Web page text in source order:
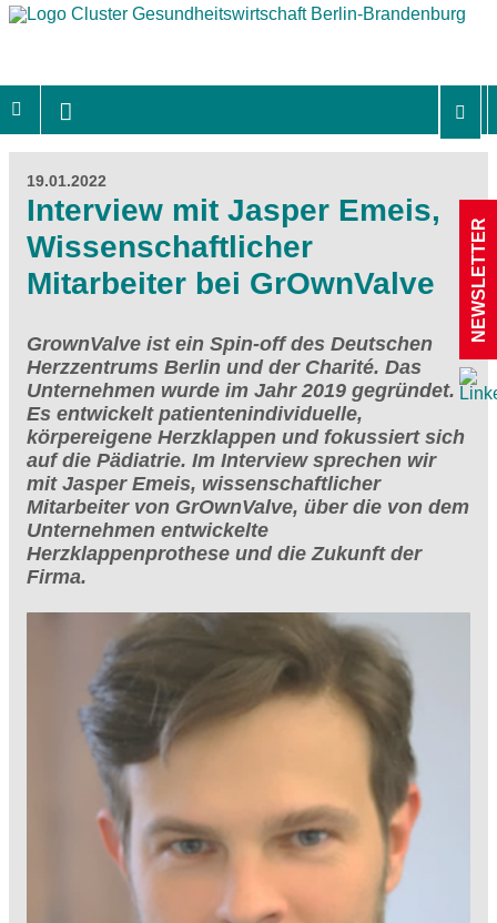
19.01.2022
Interview mit Jasper Emeis,
Wissenschaftlicher
Mitarbeiter bei GrOwnValve
GrownValve ist ein Spin-off des Deutschen
Herzzentrums Berlin und der Charité. Das
Unternehmen wurde im Jahr 2019 gegründet.
Es entwickelt patientenindividuelle,
körpereigene Herzklappen und fokussiert sich
auf die Pädiatrie. Im Interview sprechen wir
mit Jasper Emeis, wissenschaftlicher
Mitarbeiter von GrOwnValve, über die von dem
Unternehmen entwickelte
Herzklappenprothese und die Zukunft der
Firma.
NEWSLETTER